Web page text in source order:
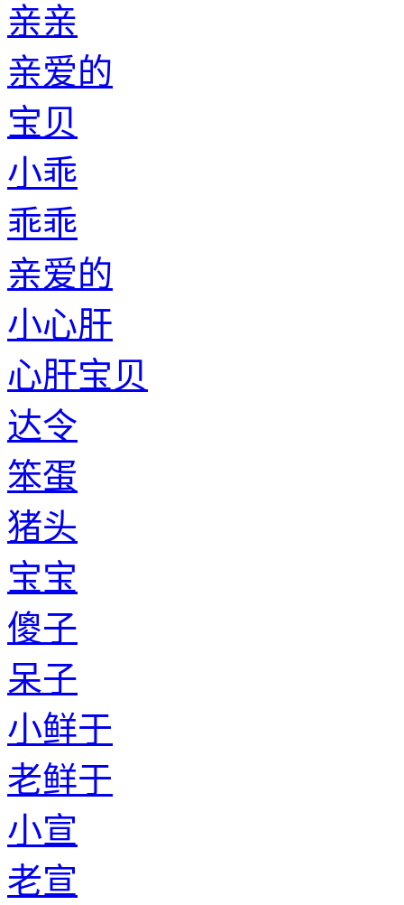
亲亲
亲爱的
宝贝
小乖
乖乖
亲爱的
小心肝
心肝宝贝
达令
笨蛋
猪头
宝宝
傻子
呆子
小鲜于
老鲜于
小宣
老宣